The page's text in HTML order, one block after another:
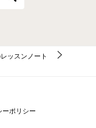
ッスンノート
ーポリシー